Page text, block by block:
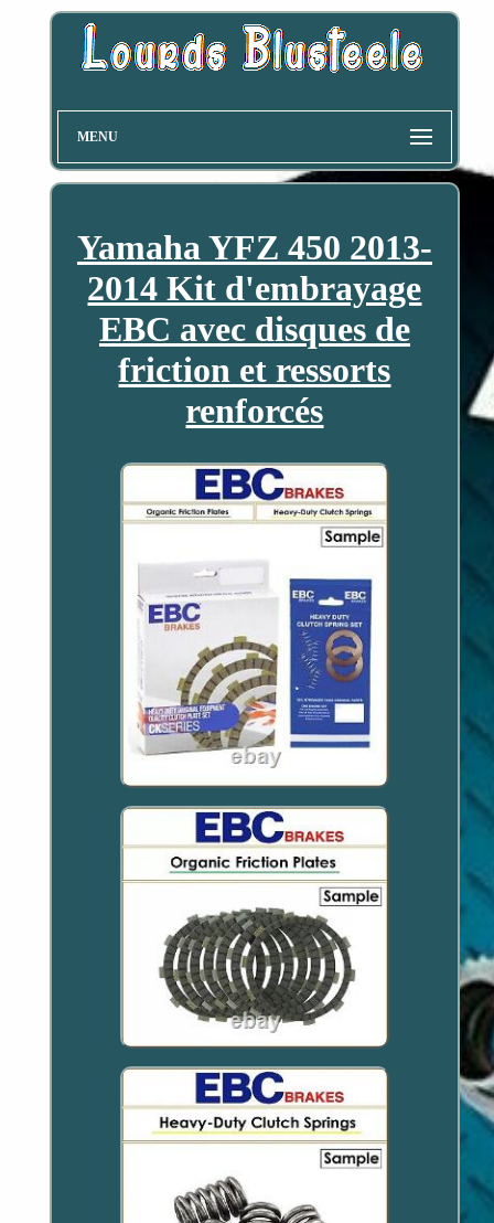
MENU
Yamaha YFZ 450 2013-
2014 Kit d'embrayage
EBC avec disques de
friction et ressorts
renforcés